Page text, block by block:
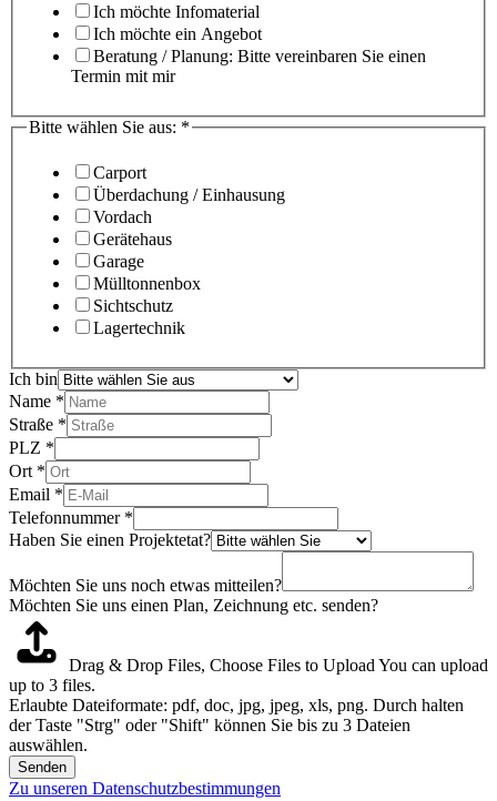
Ich möchte Infomaterial
Ich möchte ein Angebot
Beratung / Planung: Bitte vereinbaren Sie einen
Termin mit mir
Bitte wählen Sie aus: *
Carport
Überdachung / Einhausung
Vordach
Gerätehaus
Garage
Mülltonnenbox
Sichtschutz
Lagertechnik
Ich bin
Name *
Straße *
PLZ *
Ort *
Email *
Telefonnummer *
Haben Sie einen Projektetat?
Möchten Sie uns noch etwas mitteilen?
Möchten Sie uns einen Plan, Zeichnung etc. senden?
Drag & Drop Files, Choose Files to Upload You can upload
up to 3 files.
Erlaubte Dateiformate: pdf, doc, jpg, jpeg, xls, png. Durch halten
der Taste "Strg" oder "Shift" können Sie bis zu 3 Dateien
auswählen.
Senden
Zu unseren Datenschutzbestimmungen